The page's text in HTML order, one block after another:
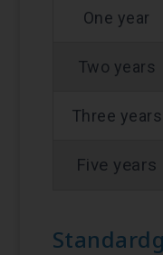
One year
Two years
Three years
Five years